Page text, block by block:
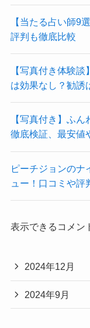
【当たる占い師9
評判も徹底比較
【写真付き体験
は効果なし？勧誘
【写真付き】ふ
徹底検証、最安値
ピーチジョンのナ
ュー！口コミや評
表示できるコメン
2024年12月
2024年9月